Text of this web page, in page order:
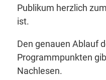
Publikum herzlich
ist.
Den genauen Ablauf
Programmpunkten
Nachlesen.